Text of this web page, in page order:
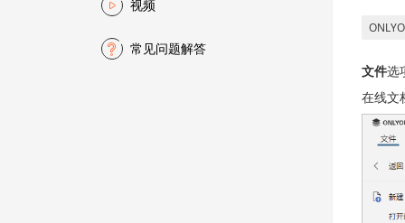
视频
常见问题解答
文件选
在线文